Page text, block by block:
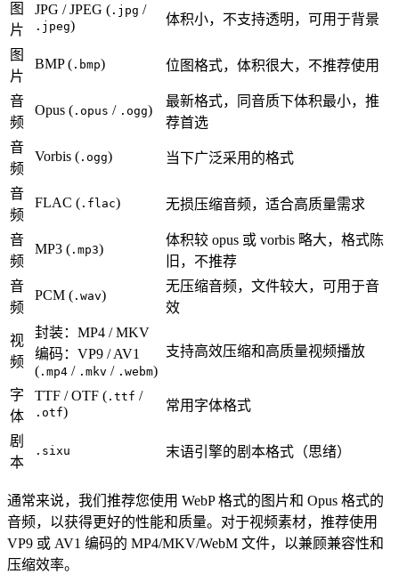
图
片
JPG / JPEG ( .jpg /
.jpeg) 体积小，不支持透明，可用于背景
图
片
BMP ( .bmp) 位图格式，体积很大，不推荐使用
音
频
Opus ( .opus / .ogg)
最新格式，同音质下体积最小，推
荐首选
音
频
Vorbis ( .ogg) 当下广泛采用的格式
音
频
FLAC ( .flac) 无损压缩音频，适合高质量需求
音
频
MP3 ( .mp3)
体积较 opus 或 vorbis 略大，格式陈
旧，不推荐
音
频
PCM ( .wav)
无压缩音频，文件较大，可用于音
效
视
频
封装：MP4 / MKV
编码：VP9 / AV1
( .mp4 / .mkv / .webm)
支持高效压缩和高质量视频播放
字
体
TTF / OTF ( .ttf /
.otf) 常用字体格式
剧
本
.sixu 末语引擎的剧本格式（思绪）
通常来说，我们推荐您使用 WebP 格式的图片和 Opus 格式的
音频，以获得更好的性能和质量。对于视频素材，推荐使用
VP9 或 AV1 编码的 MP4/MKV/WebM 文件，以兼顾兼容性和
压缩效率。